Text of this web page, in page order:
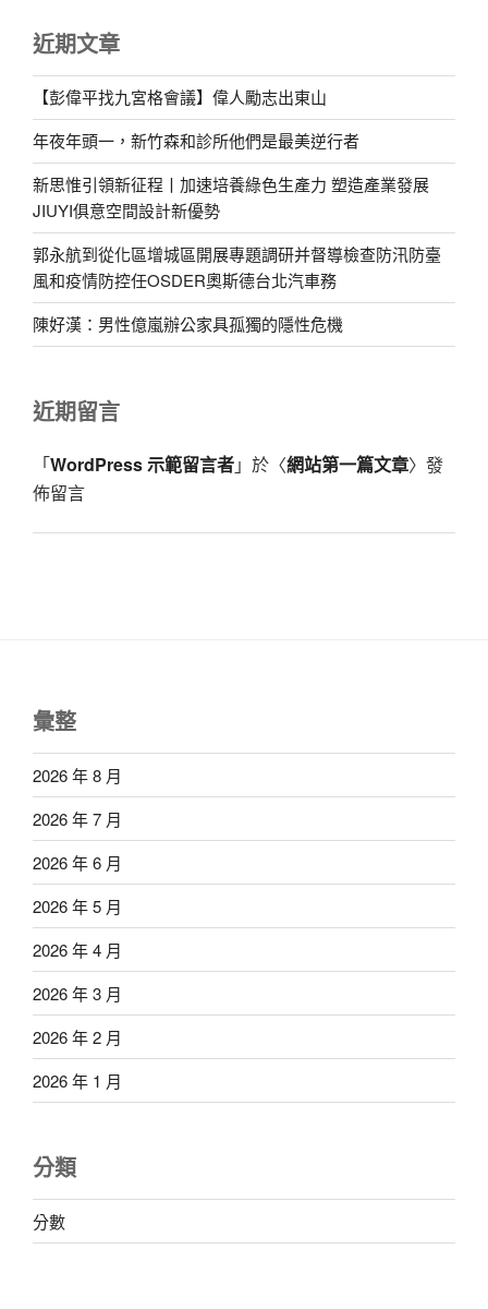
近期文章
【彭偉平找九宮格會議】偉人勵志出東山
年夜年頭一，新竹森和診所他們是最美逆行者
新思惟引領新征程丨加速培養綠色生產力 塑造產業發展
JIUYI俱意空間設計新優勢
郭永航到從化區增城區開展專題調研并督導檢查防汛防臺
風和疫情防控任OSDER奧斯德台北汽車務
陳好漢：男性億嵐辦公家具孤獨的隱性危機
近期留言
「WordPress 示範留言者」於〈網站第一篇文章〉發
佈留言
彙整
2026 年 8 月
2026 年 7 月
2026 年 6 月
2026 年 5 月
2026 年 4 月
2026 年 3 月
2026 年 2 月
2026 年 1 月
分類
分數